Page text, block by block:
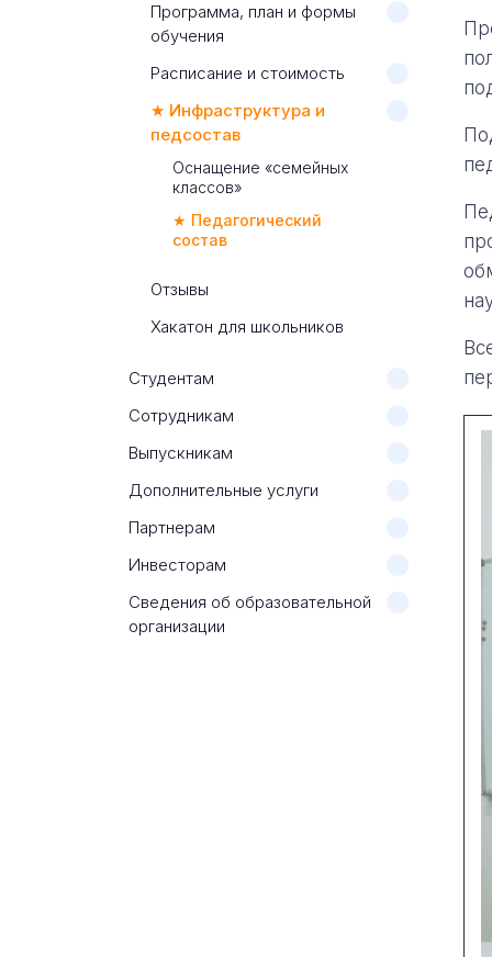
Программа, план и формы
обучения
Расписание и стоимость
★ Инфраструктура и
педсостав
Оснащение «семейных
классов»
★ Педагогический
состав
Отзывы
Хакатон для школьников
Студентам
Сотрудникам
Выпускникам
Дополнительные услуги
Партнерам
Инвесторам
Сведения об образовательной
организации